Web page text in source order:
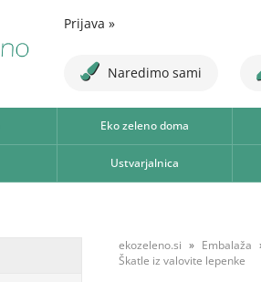
Prijava »
Naredimo sami
Eko zeleno doma
Ustvarjalnica
ekozeleno.si
Embalaža
Škatle iz valovite lepenke